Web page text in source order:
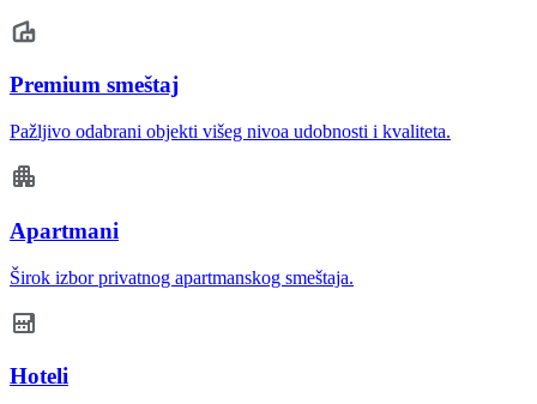
Premium smeštaj
Pažljivo odabrani objekti višeg nivoa udobnosti i kvaliteta.
Apartmani
Širok izbor privatnog apartmanskog smeštaja.
Hoteli